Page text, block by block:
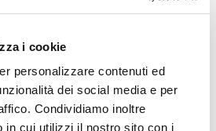
i cookie
personalizzare contenuti ed
dei social media e per
Condividiamo inoltre
in cui utilizzi il nostro sito con i